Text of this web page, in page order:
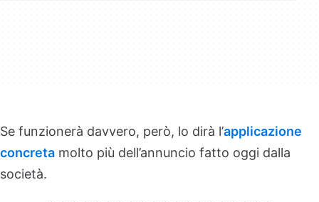
Se funzionerà davvero, però, lo dirà l’applicazione
concreta molto più dell’annuncio fatto oggi dalla
società.